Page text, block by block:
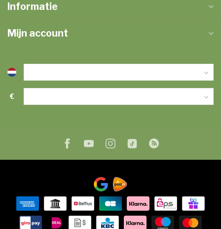
Informatie
Mijn account
€